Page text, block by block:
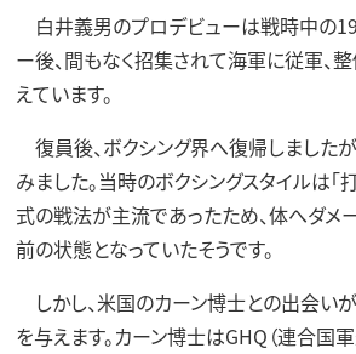
白井義男のプロデビューは戦時中の
ー後、間もなく招集されて海軍に従軍、
えています。
復員後、ボクシング界へ復帰しました
みました。当時のボクシングスタイルは「
式の戦法が主流であったため、体へダメ
前の状態となっていたそうです。
しかし、米国のカーン博士との出会い
を与えます。カーン博士はGHQ（連合国